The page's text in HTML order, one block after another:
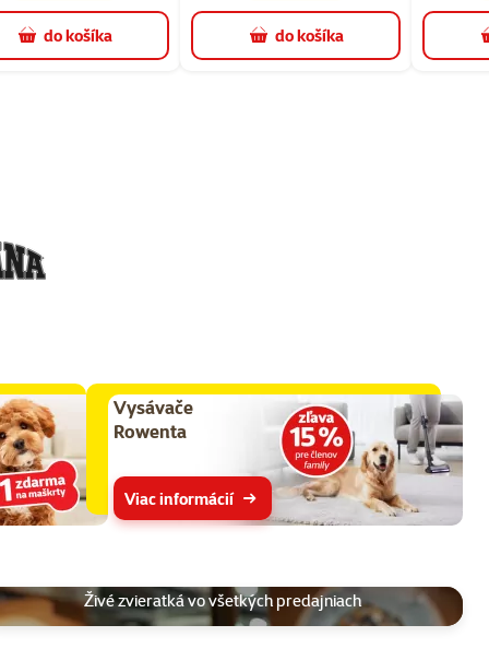
do košíka do košíka
Vysávače
Rowenta
Viac informácií
Živé zvieratká vo všetkých predajniach